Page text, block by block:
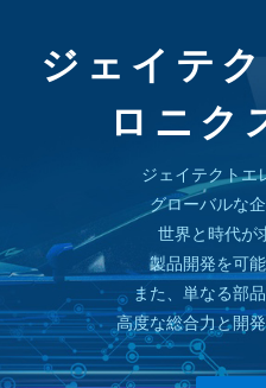
ジェイテ
ロニク
ジェイテクトエ
グローバルな
世界と時代が
製品開発を可
また、単なる部
高度な総合力と開